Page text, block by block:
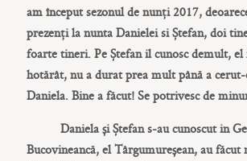
am început sezonul de nunți 2017,
prezenți la nunta Danielei si Ștefan, doi
foarte tineri. Pe Ștefan il cunosc demult,
hotărât, nu a durat prea mult până a
Daniela. Bine a făcut! Se potrivesc de
Daniela și Ștefan s-au cunoscut in
Bucovineancă, el Târgumureșean, au făcut